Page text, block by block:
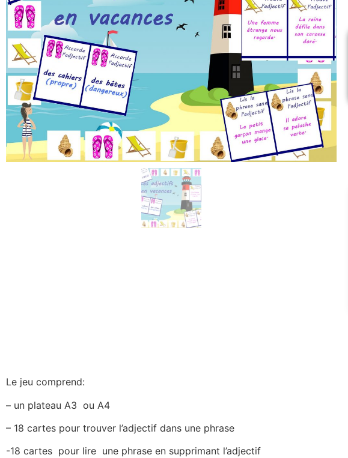
Le jeu comprend:
– un plateau A3 ou A4
– 18 cartes pour trouver l’adjectif dans une phrase
-18 cartes pour lire une phrase en supprimant l’adjectif